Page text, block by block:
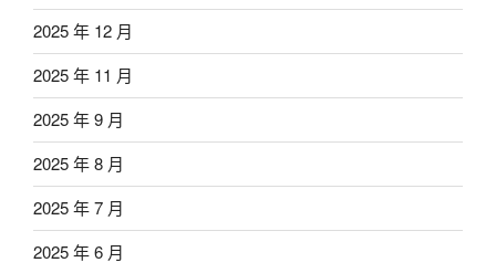
2025 年 12 月
2025 年 11 月
2025 年 9 月
2025 年 8 月
2025 年 7 月
2025 年 6 月